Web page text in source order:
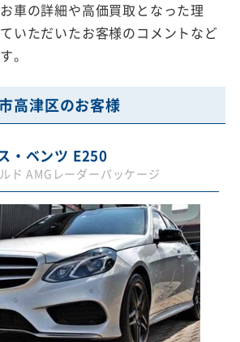
車の詳細や高価買取となった理
いただいたお客様のコメントなど
。
高津区のお客様
・ベンツ E250
ド AMGレーダーパッケージ